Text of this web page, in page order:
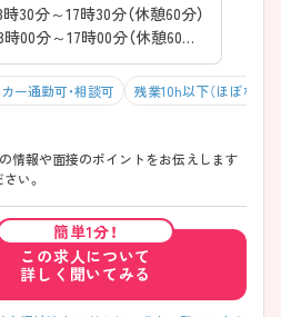
30分～17時30分（休憩60分）
00分～17時00分（休憩60分）
ー通勤可・相談可 残業10h以下（ほぼなし）
情報や面接のポイントをお伝えします
い。
簡単1分！
この求人について
詳しく聞いてみる